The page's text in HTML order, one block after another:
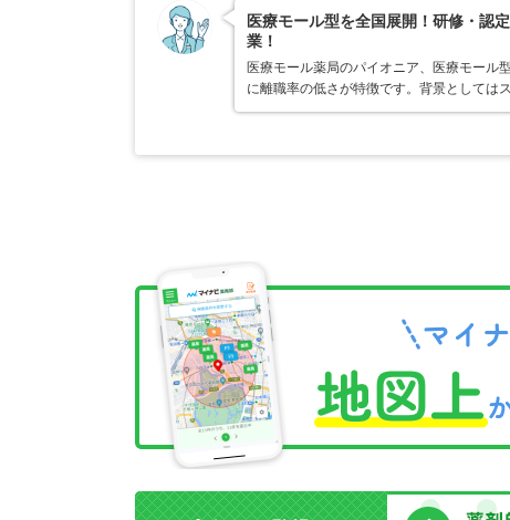
医療モール型を全国展開！研修・認
業！
医療モール薬局のパイオニア、医療モール
に離職率の低さが特徴です。背景として